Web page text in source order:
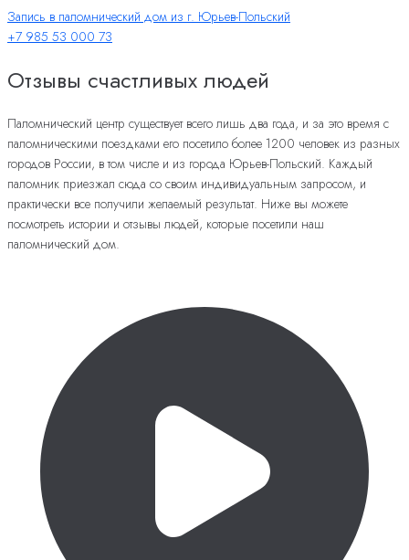
Запись в паломнический дом из г. Юрьев-Польский
+7 985 53 000 73
Отзывы счастливых людей
Паломнический центр существует всего лишь два года, и за это время с
паломническими поездками его посетило более 1200 человек из разных
городов России, в том числе и из города Юрьев-Польский. Каждый
паломник приезжал сюда со своим индивидуальным запросом, и
практически все получили желаемый результат. Ниже вы можете
посмотреть истории и отзывы людей, которые посетили наш
паломнический дом.